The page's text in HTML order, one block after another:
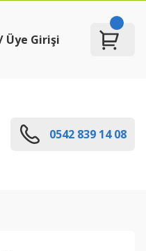
Üye Girişi
0542 839 14 08